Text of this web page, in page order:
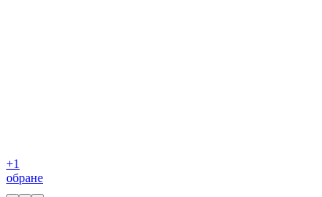
+1
обране